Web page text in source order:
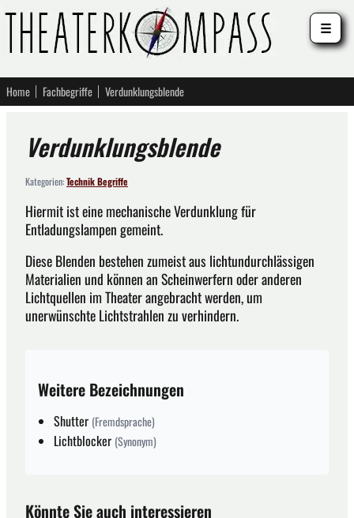
Home Fachbegriffe Verdunklungsblende
Verdunklungsblende
Kategorien:Technik Begriffe
Hiermit ist eine mechanische Verdunklung für
Entladungslampen gemeint.
Diese Blenden bestehen zumeist aus lichtundurchlässigen
Materialien und können an Scheinwerfern oder anderen
Lichtquellen im Theater angebracht werden, um
unerwünschte Lichtstrahlen zu verhindern.
Weitere Bezeichnungen
Shutter (Fremdsprache)
Lichtblocker (Synonym)
Könnte Sie auch interessieren
☰